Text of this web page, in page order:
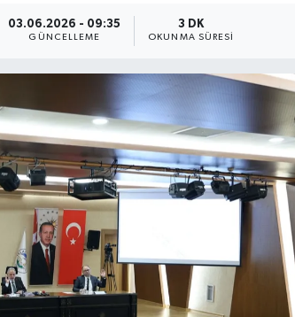
03.06.2026 - 09:35
GÜNCELLEME
3 DK
OKUNMA SÜRESI